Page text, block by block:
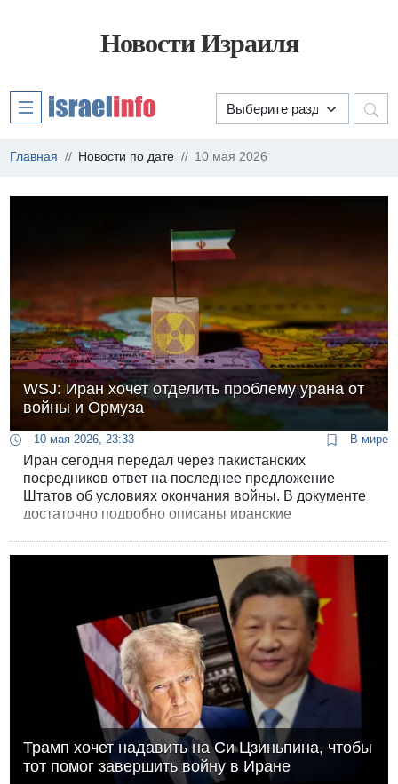
Новости Израиля
Главная Новости по дате 10 мая 2026
WSJ: Иран хочет отделить проблему урана от
войны и Ормуза
10 мая 2026, 23:33 В мире
Иран сегодня передал через пакистанских
посредников ответ на последнее предложение
Штатов об условиях окончания войны. В документе
достаточно подробно описаны иранские
и запасов высокообогащённого урана.
Трамп хочет надавить на Си Цзиньпина, чтобы
тот помог завершить войну в Иране